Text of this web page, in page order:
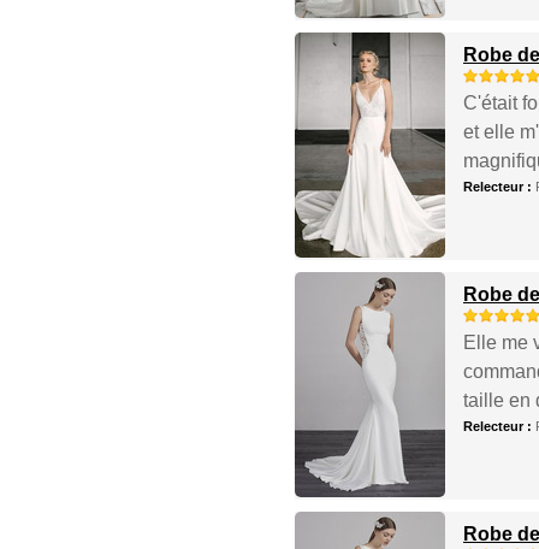
Robe
C'était
et elle
Relecteur :
Robe
Elle me
taille en
Relecteur :
Robe